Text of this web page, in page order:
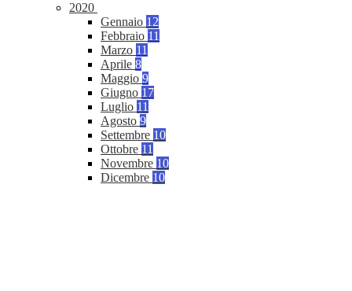
2020
Gennaio 12
Febbraio 11
Marzo 11
Aprile 8
Maggio 9
Giugno 17
Luglio 11
Agosto 9
Settembre 10
Ottobre 11
Novembre 10
Dicembre 10